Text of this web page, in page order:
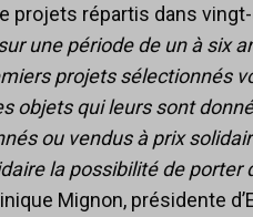
projets répartis dans
une période de un à six
projets sélectionnés
objets qui leurs sont
ou vendus à prix
la possibilité de
Mignon, présidente